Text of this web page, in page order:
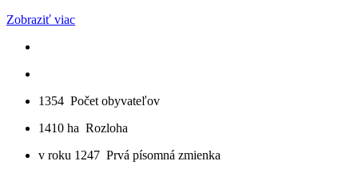
Zobraziť viac
1354 Počet obyvateľov
1410 ha Rozloha
v roku 1247 Prvá písomná zmienka